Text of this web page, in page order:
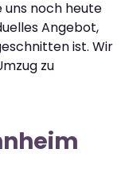
uns noch heute
Angebot,
ist. Wir
zu